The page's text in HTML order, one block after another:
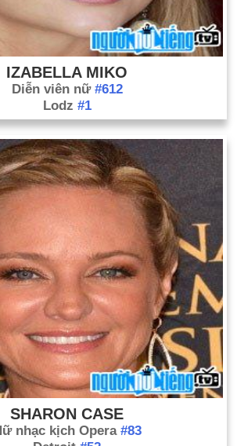
IZABELLA MIKO
Diễn viên nữ #612
Lodz #1
SHARON CASE
nhạc kịch Opera #83